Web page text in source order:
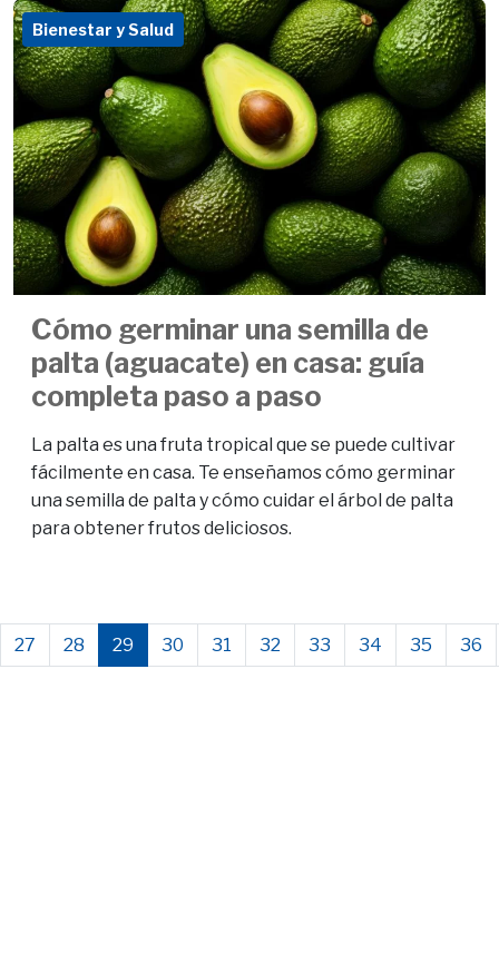
Bienestar y Salud
Cómo germinar una semilla de
palta (aguacate) en casa: guía
completa paso a paso
La palta es una fruta tropical que se puede cultivar
fácilmente en casa. Te enseñamos cómo germinar
una semilla de palta y cómo cuidar el árbol de palta
para obtener frutos deliciosos.
27 28 29 30 31 32 33 34 35 36